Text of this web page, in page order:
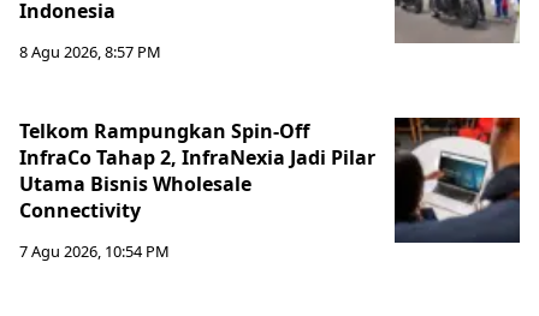
Indonesia
8 Agu 2026, 8:57 PM
Telkom Rampungkan Spin-Off
InfraCo Tahap 2, InfraNexia Jadi Pilar
Utama Bisnis Wholesale
Connectivity
7 Agu 2026, 10:54 PM